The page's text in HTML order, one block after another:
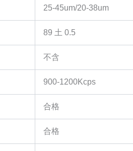
25-45um/20-38um
89 土 0.5
不含
900-1200Kcps
合格
合格